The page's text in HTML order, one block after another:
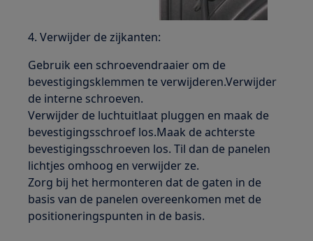
4. Verwijder de zijkanten:
Gebruik een schroevendraaier om de
bevestigingsklemmen te verwijderen.Verwijder
de interne schroeven.
Verwijder de luchtuitlaat pluggen en maak de
bevestigingsschroef los.Maak de achterste
bevestigingsschroeven los. Til dan de panelen
lichtjes omhoog en verwijder ze.
Zorg bij het hermonteren dat de gaten in de
basis van de panelen overeenkomen met de
positioneringspunten in de basis.